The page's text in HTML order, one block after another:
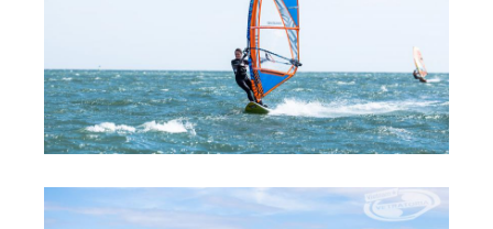
Фото
Видео
Места катания
Наши станции
Ветратория.Дахаб